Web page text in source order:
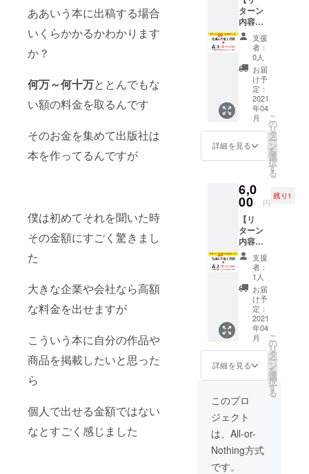
ああいう本に出稿する場合
いくらかかるかわかります
か？
何万～何十万ととんでもな
い額の料金を取るんです
そのお金を集めて出版社は
本を作ってるんですが
僕は初めてそれを聞いた時
その金額にすごく驚きまし
た
大きな企業や会社なら高額
な料金を出せますが
こういう本に自分の作品や
商品を掲載したいと思った
ら
個人で出せる金額ではない
なとすごく感じました
す。
です。
画家や
イラス
トレー
ターハ
ンドメ
イド作
家など
夢に向
かって
頑張っ
ている
あなた
を丸々1
使い作
品を宣
伝いた
しま
す。
ターン
内容】
完成し
た本＋
丸々1
ページ
掲載出
来ま
す。創
刊号特
別掲載
価格
【早割
先着1名
限定】
イター
向けの
リター
ンで
す。画
家やイ
ラスト
レー
ターハ
ンドメ
イド作
家など
夢に向
かって
頑張っ
ている
あなた
を丸々1
ページ
使い作
品を宣
伝いた
しま
す。
支援
者：
0人
お届
け予
定：
2021
年04
月
詳細を見る
こ
の
リ
タ
ー
ン
を
選
択
す
る
6,0
00 円
残り1
【リ
ターン
内容】
完成し
た本＋
丸々1
ページ
掲載出
来ま
す。創
刊号特
別掲載
価格
【早割
先着1名
限定】
クリエ
イター
向けの
リター
ンで
す。画
支援
者：
1人
お届
け予
定：
2021
年04
月
詳細を見る
こ
の
リ
タ
ー
ン
を
選
択
す
る
このプロ
ジェクト
は、All-or-
Nothing方式
です。